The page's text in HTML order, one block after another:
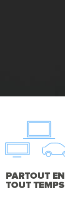
PARTOUT EN
TOUT TEMPS